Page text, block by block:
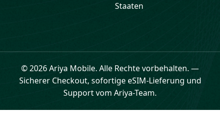
Staaten
© 2026 Ariya Mobile. Alle Rechte vorbehalten. —
Sicherer Checkout, sofortige eSIM-Lieferung und
Support vom Ariya-Team.